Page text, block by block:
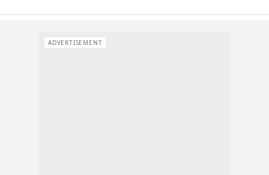
ADVERTISEMENT